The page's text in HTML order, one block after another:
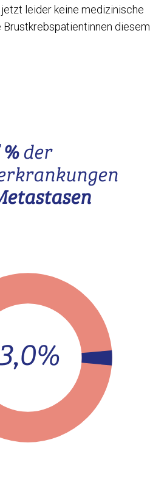
leider keine medizinische
diesem
der
3,0%